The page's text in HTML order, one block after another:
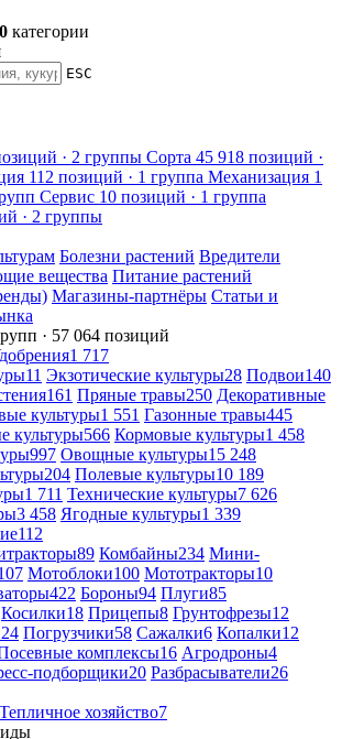
категории
ESC
· 2 группы Сорта 45 918 позиций ·
112 позиций · 1 группа Механизация 1
Сервис 10 позиций · 1 группа
· 2 группы
Болезни растений Вредители
вещества Питание растений
Магазины-партнёры Статьи и
· 57 064 позиций
1 717
11 Экзотические культуры28 Подвои140
161 Пряные травы250 Декоративные
культуры1 551 Газонные травы445
культуры566 Кормовые культуры1 458
997 Овощные культуры15 248
204 Полевые культуры10 189
1 711 Технические культуры7 626
3 458 Ягодные культуры1 339
112
89 Комбайны234 Мини-
Мотоблоки100 Мототракторы10
422 Бороны94 Плуги85
Косилки18 Прицепы8 Грунтофрезы12
24 Погрузчики58 Сажалки6 Копалки12
комплексы16 Агродроны4
подборщики20 Разбрасыватели26
Тепличное хозяйство7